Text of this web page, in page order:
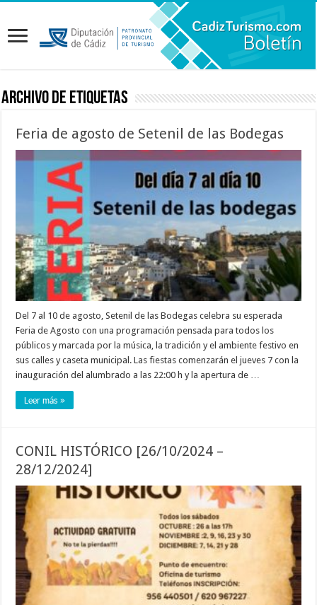
Archivo de etiquetas
Feria de agosto de Setenil de las Bodegas
Del 7 al 10 de agosto, Setenil de las Bodegas celebra su esperada
Feria de Agosto con una programación pensada para todos los
públicos y marcada por la música, la tradición y el ambiente festivo en
sus calles y caseta municipal. Las fiestas comenzarán el jueves 7 con la
inauguración del alumbrado a las 22:00 h y la apertura de …
Leer más »
CONIL HISTÓRICO [26/10/2024 –
28/12/2024]